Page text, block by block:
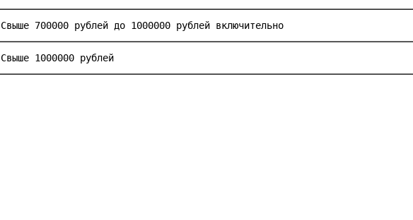
Свыше 700000 рублей до 1000000 рублей включительно
Свыше 1000000 рублей